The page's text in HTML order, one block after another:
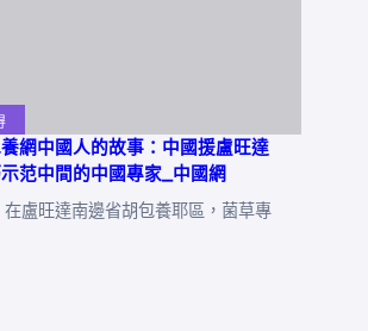
網中國人的故事：中國援盧旺達
范中間的中國專家_中國網
在盧旺達南邊省胡包養耶區，菌草專